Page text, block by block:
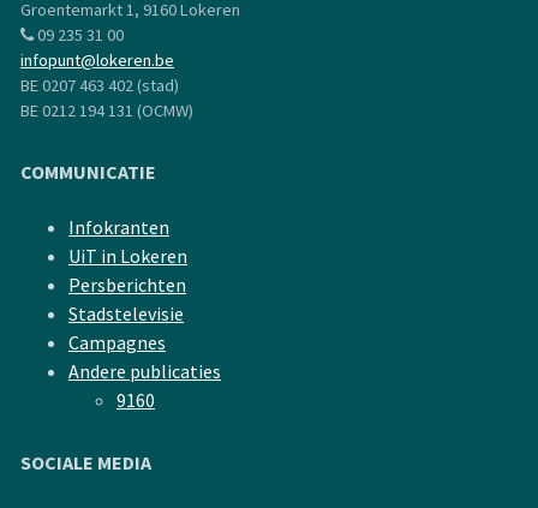
Groentemarkt 1, 9160 Lokeren
09 235 31 00
infopunt@lokeren.be
BE 0207 463 402 (stad)
BE 0212 194 131 (OCMW)
COMMUNICATIE
Infokranten
UiT in Lokeren
Persberichten
Stadstelevisie
Campagnes
Andere publicaties
9160
SOCIALE MEDIA